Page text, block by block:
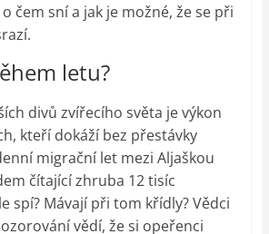
čem sní a jak je možné, že se při
letu?
divů zvířecího světa je výkon
kteří dokáží bez přestávky
migrační let mezi Aljaškou
čítající zhruba 12 tisíc
spí? Mávají při tom křídly? Vědci
vědí, že si opeřenci